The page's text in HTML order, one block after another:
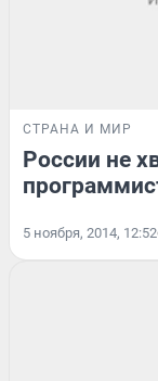
СТРАНА И МИР
России не
5 ноября, 2014, 12:52